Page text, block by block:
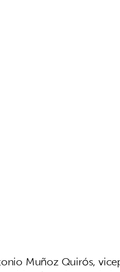
Muñoz Quirós,